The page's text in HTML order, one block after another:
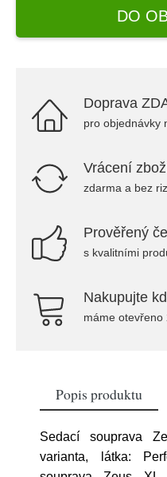
DO
Doprava
pro objednávky
Vrácení
zdarma a bez
Prověřený
s kvalitními
Nakupujte
máme
Popis produktu
Sedací souprava
varianta, látka: